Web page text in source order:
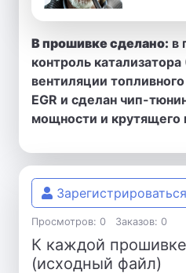
В прошивке сделано: в
контроль
вентиляции топливного
EGR и сделан чип-
мощности и крутящего
Просмотров: 0 Заказов: 0
К каждой
(исходный файл)